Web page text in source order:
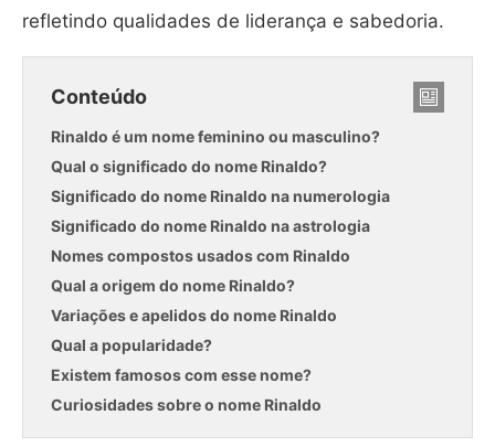
refletindo qualidades de liderança e sabedoria.
Conteúdo
Rinaldo é um nome feminino ou masculino?
Qual o significado do nome Rinaldo?
Significado do nome Rinaldo na numerologia
Significado do nome Rinaldo na astrologia
Nomes compostos usados com Rinaldo
Qual a origem do nome Rinaldo?
Variações e apelidos do nome Rinaldo
Qual a popularidade?
Existem famosos com esse nome?
Curiosidades sobre o nome Rinaldo